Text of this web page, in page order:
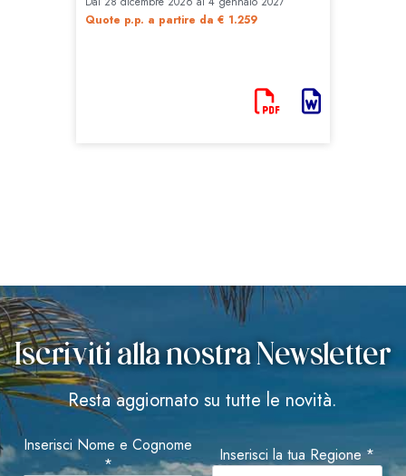
Iscriviti alla nostra Newsletter
Resta aggiornato su tutte le novità.
Inserisci Nome e Cognome
*
Inserisci la tua Regione *